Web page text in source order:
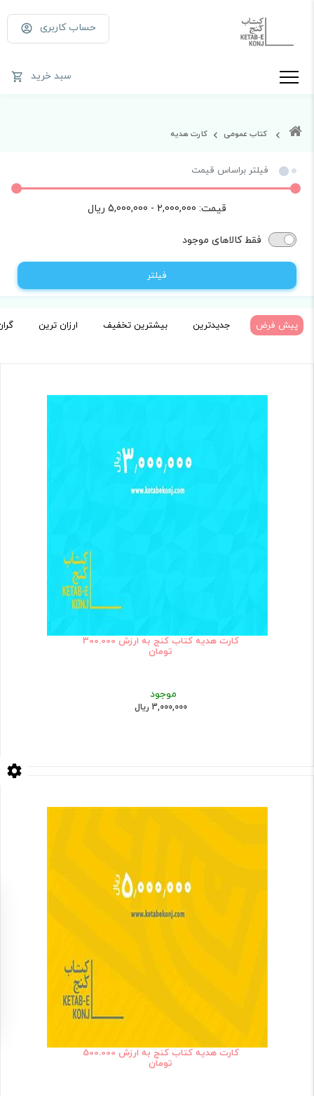
حساب کاربری
سبد خرید
کتاب عمومی کارت هدیه
فیلتر براساس قیمت
قیمت: 2,000,000 - 5,000,000
ریال
فقط کالاهای موجود
فیلتر
پیش فرض جدیدترین بیشترین تخفیف ارزان ترین
کارت هدیه کتاب کنج به ارزش 300.000
تومان
موجود
3,000,000 ریال
کارت هدیه کتاب کنج به ارزش 500.000
تومان